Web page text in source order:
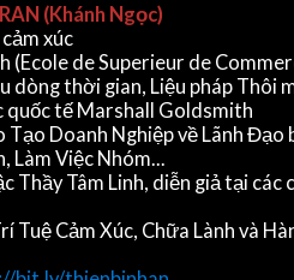
(Khánh Ngọc)
xúc
(Ecole de Superieur de
dòng thời gian, Liệu pháp Thôi
quốc tế Marshall Goldsmith
Tạo Doanh Nghiệp về Lãnh
Làm Việc Nhóm...
Thầy Tâm Linh, diễn giả tại
Tuệ Cảm Xúc, Chữa Lành và